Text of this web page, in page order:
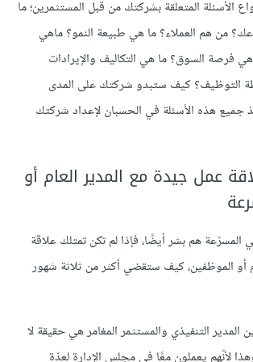
الأسئلة المتعلقة بشركتك من قبل المستثمرين؛ ما
من هم العملاء؟ ما هي طبيعة النمو؟ ماهي
فرصة السوق؟ ما هي التكاليف والإيرادات
التوظيف؟ كيف ستبدو شركتك على المدى
جميع هذه الأسئلة في الحسبان لإعداد شركتك
عمل جيدة مع المدير العام أو
المسرّعة هم بشر أيضًا، فإذا لم تكن تمتلك علاقة
أو الموظفين، كيف ستقضي أكثر من ثلاثة شهور
المدير التنفيذي والمستثمر المغامر هي حقيقة لا
لأنّهم يعملون معًا في مجلس الإدارة لعدّة